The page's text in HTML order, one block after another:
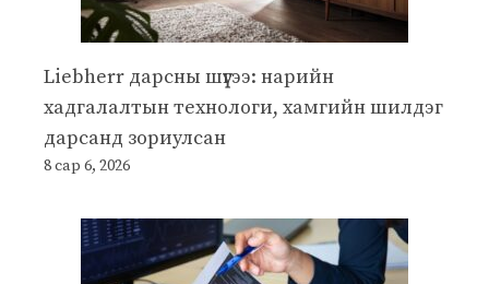
Liebherr дарсны шүүгээ: нарийн
хадгалалтын технологи, хамгийн шилдэг
дарсанд зориулсан
8 сар 6, 2026